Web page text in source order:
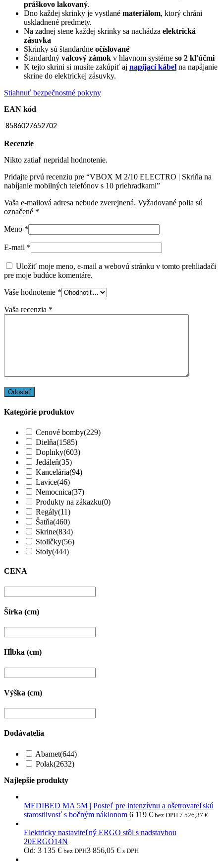
práškovo lakovaný.
Dno každej skrinky je vystlané materiálom, ktorý chráni
uskladnené predmety.
Na zadnej stene každej skrinky sa nachádza elektrická
zásuvka
Skrinky sú štandardne očíslované
Štandardný valcový zámok v hlavnom systéme so 2 kľúčmi
K tejto skrini si musíte zakúpiť aj napíjací kábel na napájanie
skrine do elektrickej zásuvky.
Stiahnuť bezpečnostné pokyny
EAN kód
8586027652702
Recenzie
Nikto zatiaľ nepridal hodnotenie.
Pridajte prvú recenziu pre “VBOX M 2/10 ELECTRO | Skriňa na
nabíjanie mobilných telefónov s 10 priehradkami”
Vaša e-mailová adresa nebude zverejnená. Vyžadované polia sú
označené *
Meno *
E-mail *
Uložiť moje meno, e-mail a webovú stránku v tomto prehliadači
pre moje budúce komentáre.
Vaše hodnotenie *
Vaša recenzia *
Kategórie produktov
Cenové bomby(229)
Dielňa(1585)
Doplnky(603)
Jedáleň(35)
Kancelária(94)
Lavice(46)
Nemocnica(37)
Produkty na zákazku(0)
Regály(11)
Šatňa(460)
Skrine(834)
Stoličky(56)
Stoly(444)
CENA
Šírka (cm)
Hĺbka (cm)
Výška (cm)
Dodávatelia
Abamet(644)
Polak(2632)
Najlepšie produkty
MEDIBED MA 5M | Posteľ pre intenzívnu a ošetrovateľskú
starostlivosť s bočným náklonom 6 119 € bez DPH 7 526,37 €
Elektricky nastaviteľný ERGO stôl s nadstavbou
20ERGO14N
Od: 3 135 € bez DPH3 856,05 € s DPH